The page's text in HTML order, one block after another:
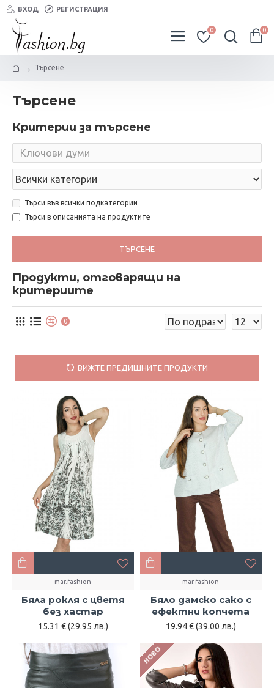
ВХОД РЕГИСТРАЦИЯ
0 0
Търсене
Търсене
Критерии за търсене
Търси във всички подкатегории
Търси в описанията на продуктите
ТЪРСЕНЕ
Продукти, отговарящи на
критериите
0
ВИЖТЕ ПРЕДИШНИТЕ ПРОДУКТИ
mar.fashion
Бяла рокля с цветя
без хастар
15.31 € (29.95 лв.)
mar.fashion
Бяло дамско сако с
ефектни копчета
19.94 € (39.00 лв.)
НОВО